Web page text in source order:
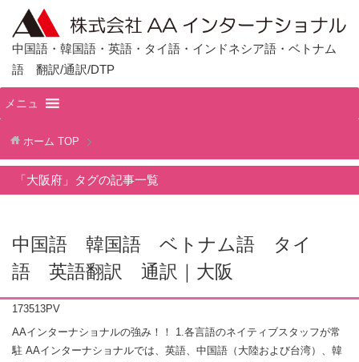
中国語・韓国語・英語・タイ語・インドネシア語・ベトナム
語 翻訳/通訳/DTP
メニュ
ホーム TOP
「大阪府」タグの記事一覧
中国語 韓国語 ベトナム語 タイ
語 英語翻訳 通訳｜大阪
173513PV
AAインターナショナルの強み！！ 1.各言語のネイティブスタッフが常
駐 AAインターナショナルでは、英語、中国語（大陸および台湾）、韓